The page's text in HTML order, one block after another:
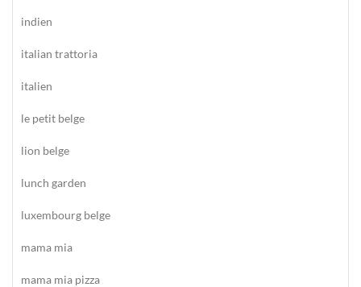
indien
italian trattoria
italien
le petit belge
lion belge
lunch garden
luxembourg belge
mama mia
mama mia pizza